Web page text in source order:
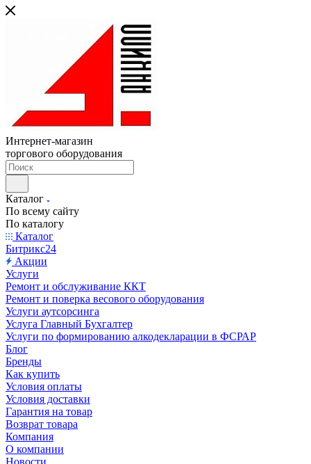
Интернет-магазин
торгового оборудования
Каталог
По всему сайту
По каталогу
Каталог
Битрикс24
Акции
Услуги
Ремонт и обслуживание ККТ
Ремонт и поверка весового оборудования
Услуги аутсорсинга
Услуга Главный Бухгалтер
Услуги по формированию алкодекларации в ФСРАР
Блог
Бренды
Как купить
Условия оплаты
Условия доставки
Гарантия на товар
Возврат товара
Компания
О компании
Новости